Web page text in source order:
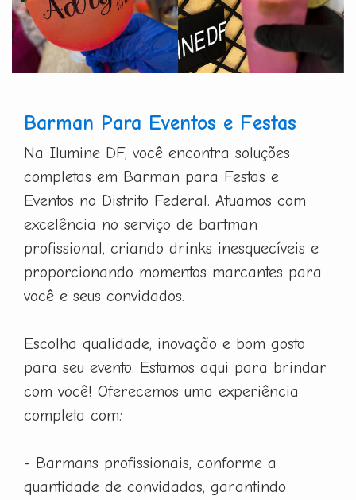
Barman Para Eventos e Festas
Na Ilumine DF, você encontra soluções
completas em Barman para Festas e
Eventos no Distrito Federal. Atuamos com
excelência no serviço de bartman
profissional, criando drinks inesquecíveis e
proporcionando momentos marcantes para
você e seus convidados.
Escolha qualidade, inovação e bom gosto
para seu evento. Estamos aqui para brindar
com você! Oferecemos uma experiência
completa com:
- Barmans profissionais, conforme a
quantidade de convidados, garantindo